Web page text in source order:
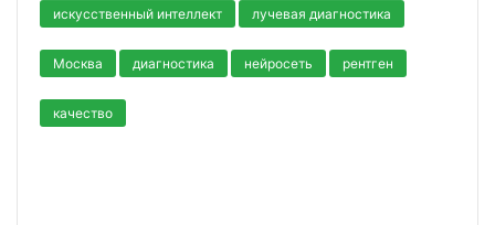
искусственный интеллект лучевая диагностика
Москва диагностика нейросеть рентген
качество